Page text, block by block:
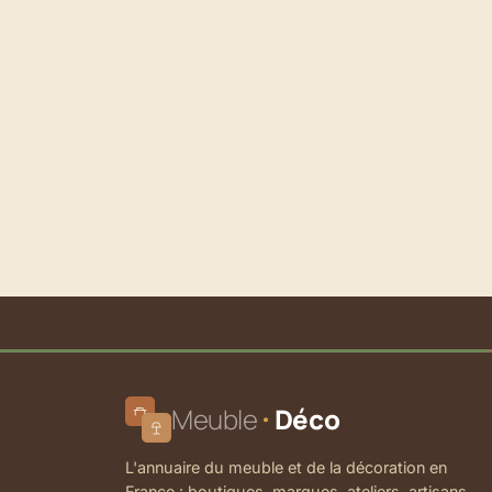
Meuble Déco
L'annuaire du meuble et de la décoration en